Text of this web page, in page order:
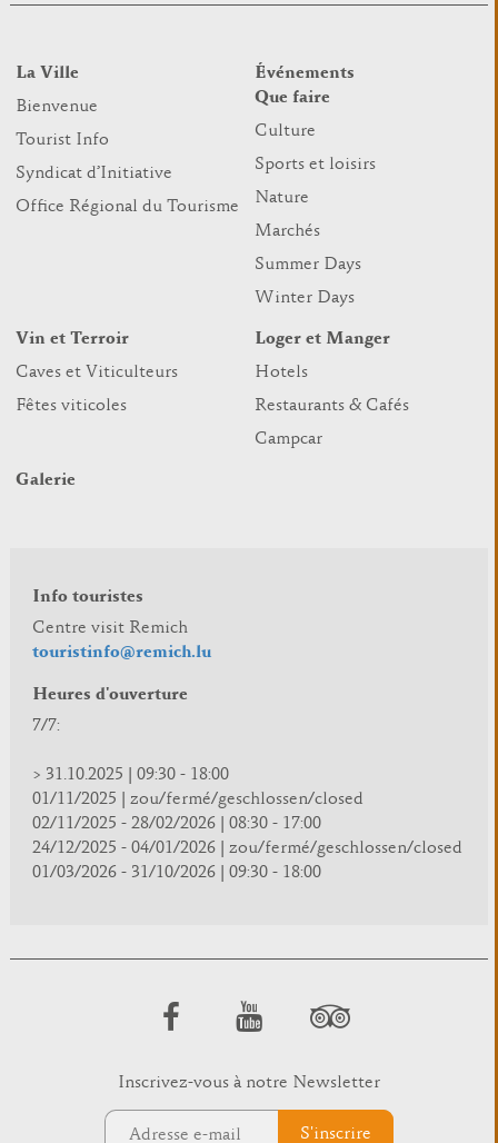
La Ville
Bienvenue
Tourist Info
Syndicat d’Initiative
Office Régional du Tourisme
Événements
Que faire
Culture
Sports et loisirs
Nature
Marchés
Summer Days
Winter Days
Vin et Terroir
Caves et Viticulteurs
Fêtes viticoles
Loger et Manger
Hotels
Restaurants & Cafés
Campcar
Galerie
Info touristes
Centre visit Remich
touristinfo@remich.lu
Heures d'ouverture
7/7:
> 31.10.2025 | 09:30 - 18:00
01/11/2025 | zou/fermé/geschlossen/closed
02/11/2025 - 28/02/2026 | 08:30 - 17:00
24/12/2025 - 04/01/2026 | zou/fermé/geschlossen/closed
01/03/2026 - 31/10/2026 | 09:30 - 18:00
Inscrivez-vous à notre Newsletter
S'inscrire